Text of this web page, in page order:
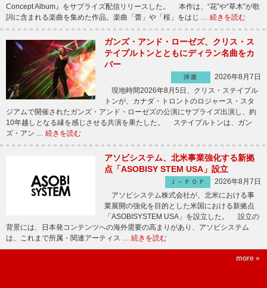
Concept Album』をサプライズ配信リリースした。 本作は、“花”や“草木”が歌
詞に含まれる楽曲を集めた作品。楽曲「蕾」や「桜」をはじ … 続きを読む
ガンズ・アンド・ローゼズ、クリス・ス
テイプルトンとともにディラン名曲をカ
バー
洋楽
2026年8月7日
現地時間2026年8月5日、クリス・ステイプル
トンが、カナダ・トロントのロジャース・スタ
ジアムで開催されたガンズ・アンド・ローゼズの公演にサプライズ出演し、約
10年越しとなる縁を感じさせる共演を果たした。 ステイプルトンは、ガン
ズ・アン … 続きを読む
アソビシステム、北米事業強化する新拠
点「ASOBISY STEM USA」設立
Ｊ－ＰＯＰ
2026年8月7日
アソビシステム株式会社が、北米における事
業展開の強化を目的とした米国における新拠点
「ASOBISYSTEM USA」を設立した。 設立の
背景には、日本発コンテンツへの海外需要の高まりがあり、アソビシステム
は、これまで所属・関連アーティス … 続きを読む
more »